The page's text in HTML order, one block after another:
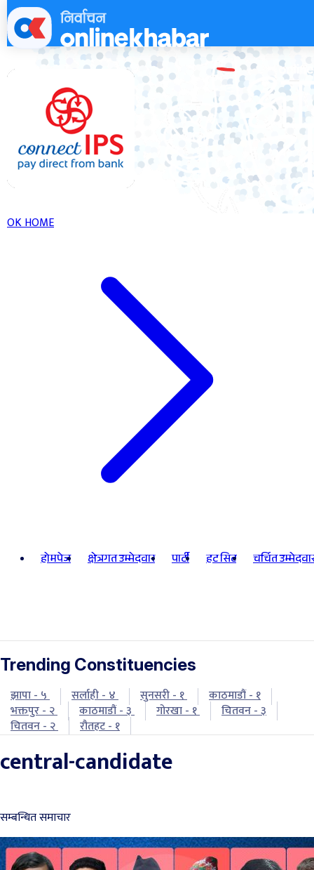
Skip
to
content
OK HOME
होमपेज क्षेत्रगत उम्मेदवार पार्टी हट सिट चर्चित
Trending Constituencies
झापा - ५ सर्लाही - ४ सुनसरी - १
काठमाडौं - १
भक्तपुर - २
काठमाडौं - ३ गोरखा - १
चितवन - ३
चितवन - २
रौतहट - १
central-candidate
सम्बन्धित समाचार